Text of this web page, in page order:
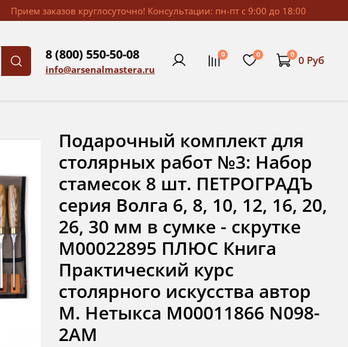
Прием заказов круглосуточно! Консультации: пн-пт с 9:00 до 18:00
8 (800) 550-50-08
info@arsenalmastera.ru
0 0 0 0 Руб
Подарочный комплект для
столярных работ №3: Набор
стамесок 8 шт. ПЕТРОГРАДЪ
серия Волга 6, 8, 10, 12, 16, 20,
26, 30 мм в сумке - скрутке
М00022895 ПЛЮС Книга
Практический курс
столярного искусства автор
М. Нетыкса М00011866 N098-
2AM